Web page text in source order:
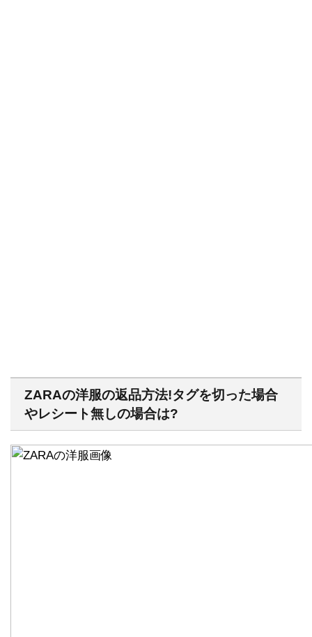
ZARAの洋服の返品方法!タグを切った場合
やレシート無しの場合は?